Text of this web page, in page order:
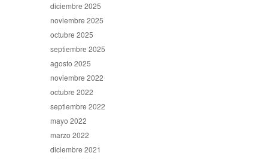
diciembre 2025
noviembre 2025
octubre 2025
septiembre 2025
agosto 2025
noviembre 2022
octubre 2022
septiembre 2022
mayo 2022
marzo 2022
diciembre 2021